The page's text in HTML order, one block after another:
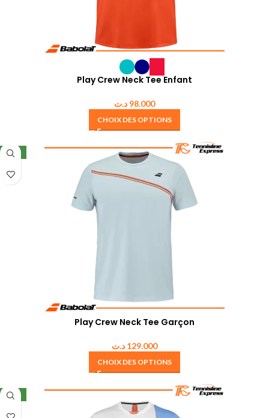
Play Crew Neck Tee Enfant
98.000 د.ت
CHOIX DES OPTIONS
NEW
Play Crew Neck Tee Garçon
129.000 د.ت
CHOIX DES OPTIONS
NEW